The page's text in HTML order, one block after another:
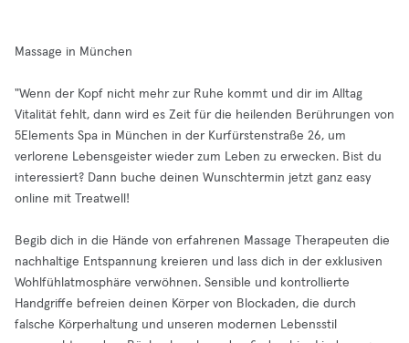
Massage in München
"Wenn der Kopf nicht mehr zur Ruhe kommt und dir im Alltag
Vitalität fehlt, dann wird es Zeit für die heilenden Berührungen von
5Elements Spa in München in der Kurfürstenstraße 26, um
verlorene Lebensgeister wieder zum Leben zu erwecken. Bist du
interessiert? Dann buche deinen Wunschtermin jetzt ganz easy
online mit Treatwell!
Begib dich in die Hände von erfahrenen Massage Therapeuten die
nachhaltige Entspannung kreieren und lass dich in der exklusiven
Wohlfühlatmosphäre verwöhnen. Sensible und kontrollierte
Handgriffe befreien deinen Körper von Blockaden, die durch
falsche Körperhaltung und unseren modernen Lebensstil